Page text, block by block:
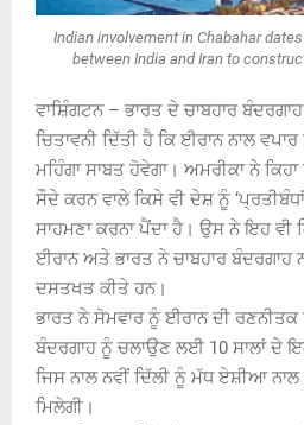
Indian involvement in Chabahar
between India and Iran to
ਵਾਸ਼ਿੰਗਟਨ – ਭਾਰਤ ਦੇ ਚਾਬਹਾਰ
ਚਿਤਾਵਨੀ ਦਿੱਤੀ ਹੈ ਕਿ ਈਰਾਨ ਨਾਲ
ਮਹਿੰਗਾ ਸਾਬਤ ਹੋਵੇਗਾ। ਅਮਰੀਕਾ ਨੇ
ਸੌਦੇ ਕਰਨ ਵਾਲੇ ਕਿਸੇ ਵੀ ਦੇਸ਼ ਨੂੰ
ਸਾਹਮਣਾ ਕਰਨਾ ਪੈਂਦਾ ਹੈ। ਉਸ ਨੇ ਇਹ ਵੀ
ਈਰਾਨ ਅਤੇ ਭਾਰਤ ਨੇ ਚਾਬਹਾਰ
ਦਸਤਖਤ ਕੀਤੇ ਹਨ।
ਭਾਰਤ ਨੇ ਸੋਮਵਾਰ ਨੂੰ ਈਰਾਨ ਦੀ
ਬੰਦਰਗਾਹ ਨੂੰ ਚਲਾਉਣ ਲਈ 10 ਸਾਲਾਂ ਦੇ
ਜਿਸ ਨਾਲ ਨਵੀਂ ਦਿੱਲੀ ਨੂੰ ਮੱਧ ਏਸ਼ੀਆ
ਮਿਲੇਗੀ।